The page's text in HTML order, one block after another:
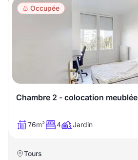
Occupée
Chambre 2 - colocation meublée
76m² 4 Jardin
Tours